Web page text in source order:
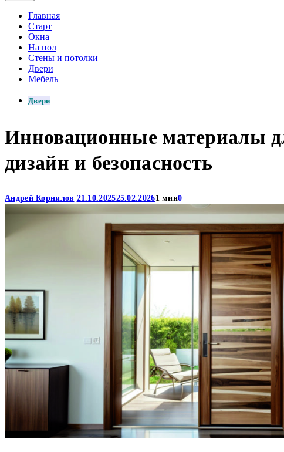
Главная
Старт
Окна
На пол
Стены и потолки
Двери
Мебель
Двери
Инновационные материалы
дизайн и безопасность
Андрей Корнилов 21.10.202525.02.20261 мин0